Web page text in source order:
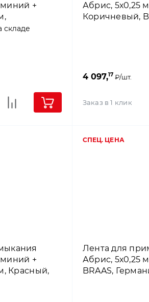
+
складе
Абрис, 5х0,25
Коричневый,
4 097,17 ₽/шт.
Заказ в 1 клик
+
Красный,
СПЕЦ. ЦЕНА
Лента для
Абрис, 5х0,25
BRAAS,